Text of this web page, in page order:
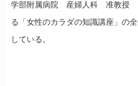
学部附属病院 産婦人科 准教授
る「女性のカラダの知識講座」の
している。